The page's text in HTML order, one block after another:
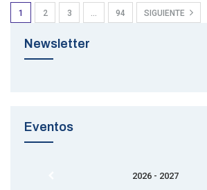
1 2 3 … 94 SIGUIENTE
Newsletter
Eventos
2026 - 2027